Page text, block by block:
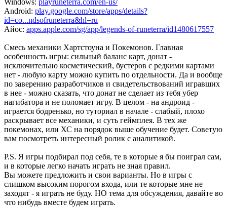
Android: play.google.com/store/apps/details?
id=co...ndsofruneterra&hl=ru
Айос: apps.apple.com/sg/app/legends-of-runeterra/id1480617557
Смесь механики Хартстоуна и Покемонов. Главная
особенность игры: сильный баланс карт, донат -
исключительно косметический, бустеров с редкими картами
нет - любую карту можно купить по отдельности. Да и вообще
по заверению разработчиков и свидетельствований игравших
в нее - можно сказать, что донат не сделает из тебя убер
нагибатора и не поломает игру. В целом - на андроид -
играется бодренько, но туториал в начале - слабый, плохо
раскрывает все механики, и суть геймплея. В тех же
покемонах, или ХС на порядок выше обучение будет. Советую
вам посмотреть интересный ролик с аналитикой.
P.S. Я игры подбирал под себя, те в которые я бы поиграл сам,
и в которые легко начать играть не зная правил.
Вы можете предложить и свои варианты. Но в игры с
слишком высоким порогом входа, или те которые мне не
заходят - я играть не буду. НО тема для обсуждения, давайте во
что нибудь вместе будем играть.